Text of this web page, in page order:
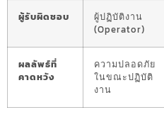
ผู้รับผิดชอบ
ผู้ปฏิบัติงาน
(Operator)
ผลลัพธ์ที่
คาดหวัง
ความปลอดภัย
ในขณะปฏิบัติ
งาน